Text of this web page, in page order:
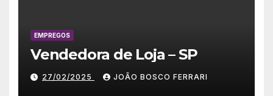
EMPREGOS
Vendedora de Loja – SP
27/02/2025 JOÃO BOSCO FERRARI